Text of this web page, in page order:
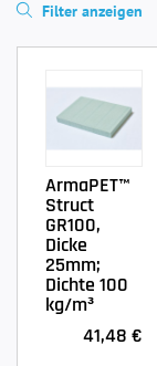
Filter anzeigen
ArmaPET™
Struct
GR100,
Dicke
25mm;
Dichte 100
kg/m³
41,48 €